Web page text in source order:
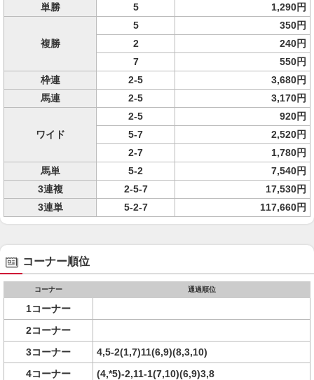
単勝 5 1,290円
複勝
5
350円
2
240円
7
550円
枠連
2-5
3,680円
馬連
2-5 3,170円
ワイド
2-5
920円
5-7
2,520円
2-7
1,780円
馬単
5-2
7,540円
3連複
2-5-7
17,530円
3連単
5-2-7 117,660円
コーナー順位
コーナー 通過順位
1コーナー
2コーナー
3コーナー
4,5-2(1,7)11(6,9)(8,3,10)
4コーナー
(4,*5)-2,11-1(7,10)(6,9)3,8